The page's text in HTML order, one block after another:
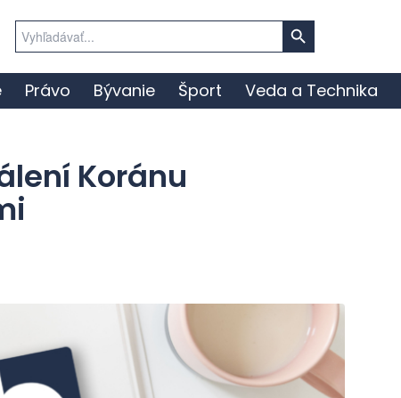
for:
Search Button
Právo Bývanie Šport Veda a Technika
Koránu